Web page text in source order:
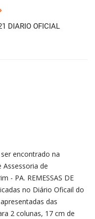
DIARIO OFICIAL
encontrado na
Assessoria de
- PA. REMESSAS DE
no Diário Oficail do
das
2 colunas, 17 cm de